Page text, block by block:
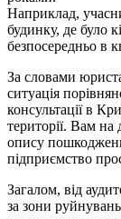
Наприклад,
будинку, де було
безпосередньо в
За словами
ситуація
консультації в
території. Вам
опису
підприємство
Загалом, від
за зони